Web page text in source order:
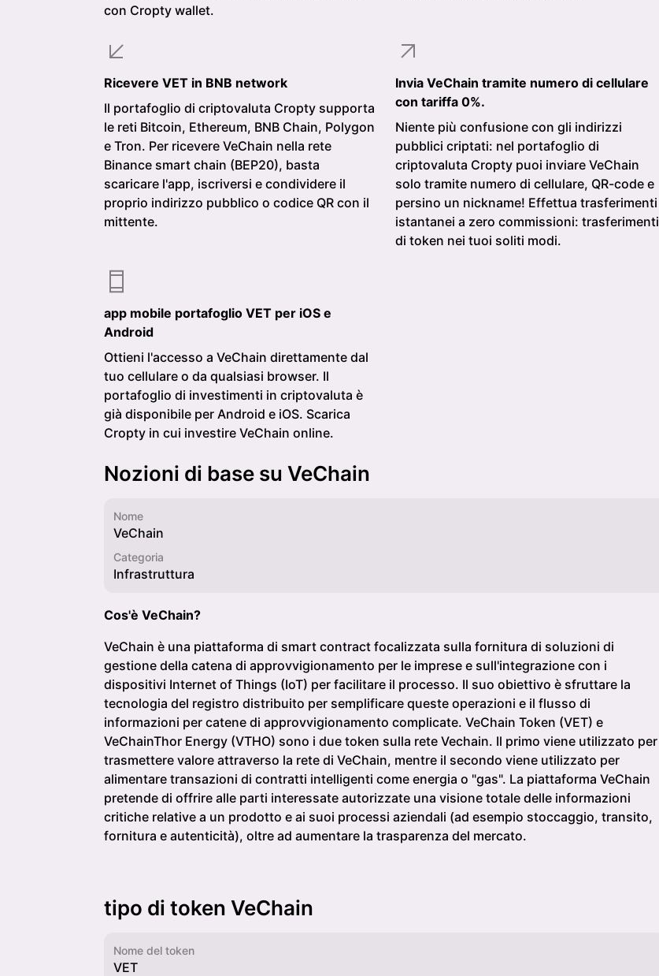
con Cropty wallet.
Ricevere VET in BNB network
Il portafoglio di criptovaluta Cropty supporta
le reti Bitcoin, Ethereum, BNB Chain, Polygon
e Tron. Per ricevere VeChain nella rete
Binance smart chain (BEP20), basta
scaricare l'app, iscriversi e condividere il
proprio indirizzo pubblico o codice QR con il
mittente.
Invia VeChain tramite numero di cellulare
con tariffa 0%.
Niente più confusione con gli indirizzi
pubblici criptati: nel portafoglio di
criptovaluta Cropty puoi inviare VeChain
solo tramite numero di cellulare, QR-code e
persino un nickname! Effettua trasferimenti
istantanei a zero commissioni: trasferimenti
di token nei tuoi soliti modi.
app mobile portafoglio VET per iOS e
Android
Ottieni l'accesso a VeChain direttamente dal
tuo cellulare o da qualsiasi browser. Il
portafoglio di investimenti in criptovaluta è
già disponibile per Android e iOS. Scarica
Cropty in cui investire VeChain online.
Nozioni di base su VeChain
Nome
VeChain
Categoria
Infrastruttura
Cos'è VeChain?
VeChain è una piattaforma di smart contract focalizzata sulla fornitura di soluzioni di
gestione della catena di approvvigionamento per le imprese e sull'integrazione con i
dispositivi Internet of Things (IoT) per facilitare il processo. Il suo obiettivo è sfruttare la
tecnologia del registro distribuito per semplificare queste operazioni e il flusso di
informazioni per catene di approvvigionamento complicate. VeChain Token (VET) e
VeChainThor Energy (VTHO) sono i due token sulla rete Vechain. Il primo viene utilizzato per
trasmettere valore attraverso la rete di VeChain, mentre il secondo viene utilizzato per
alimentare transazioni di contratti intelligenti come energia o "gas". La piattaforma VeChain
pretende di offrire alle parti interessate autorizzate una visione totale delle informazioni
critiche relative a un prodotto e ai suoi processi aziendali (ad esempio stoccaggio, transito,
fornitura e autenticità), oltre ad aumentare la trasparenza del mercato.
tipo di token VeChain
Nome del token
VET